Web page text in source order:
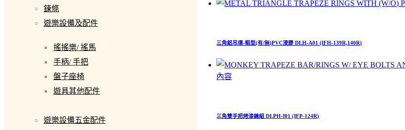
鍊條
遊樂設備及配件
搖搖樂/ 搖馬
手柄/ 手把
盤子座椅
遊具其他配件
遊樂設備五金配件
三角鋁吊環-粗型(有/無)PVC浸膠 DLH-A01 (IFH-139R,140R)
內容
三角雙手把烤漆鍊組 DLPH-I01 (IFP-124R)